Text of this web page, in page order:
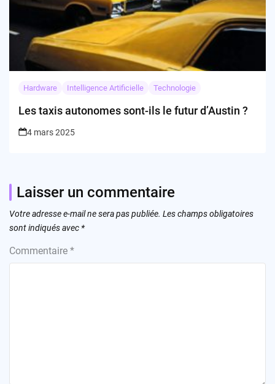
Hardware Intelligence Artificielle Technologie
Les taxis autonomes sont-ils le futur d’Austin ?
4 mars 2025
Laisser un commentaire
Votre adresse e-mail ne sera pas publiée. Les champs obligatoires
sont indiqués avec *
Commentaire *